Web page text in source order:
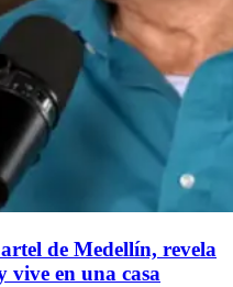
de Medellín, revela
vive en una casa